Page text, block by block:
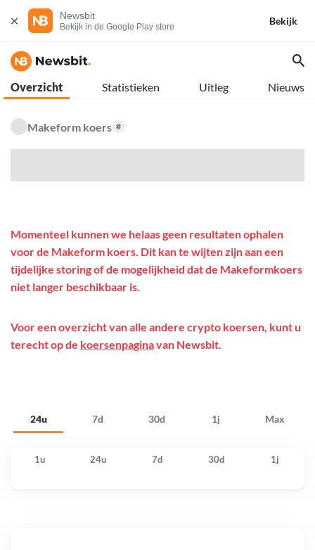
Newsbit
Bekijk in de Google Play store
Bekijk
Overzicht Statistieken Uitleg Nieuws
Makeform koers #
24u 7d 30d 1j Max
Momenteel kunnen we helaas geen resultaten ophalen
voor de Makeform koers. Dit kan te wijten zijn aan een
tijdelijke storing of de mogelijkheid dat de Makeformkoers
niet langer beschikbaar is.
Voor een overzicht van alle andere crypto koersen, kunt u
terecht op de koersenpaginavan Newsbit.
1u 24u 7d 30d 1j